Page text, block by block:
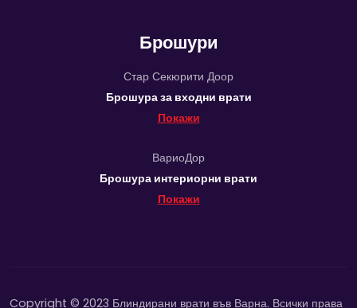
Брошури
Стар Секюрити Доор
Брошура за входни врати
Покажи
ВариоДор
Брошура интериорни врати
Покажи
Copyright © 2023 Блиндирани врати във Варна. Всички права